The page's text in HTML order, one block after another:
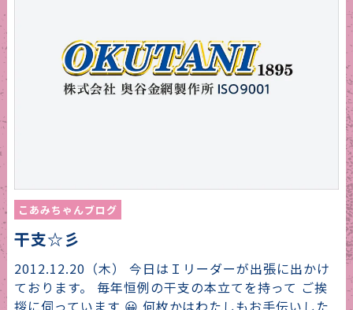
こあみちゃんブログ
干支☆彡
2012.12.20（木） 今日はＩリーダーが出張に出かけ
ております。 毎年恒例の干支の本立てを持って ご挨
拶に伺っています 😀 何枚かはわたしもお手伝いした